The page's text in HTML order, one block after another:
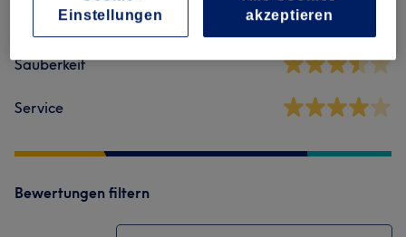
Ambiente
Sauberkeit
Service
Bewertungen filtern
Einstellungen
akzeptieren